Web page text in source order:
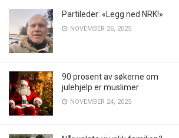
Partileder: «Legg ned NRK!»
NOVEMBER 26, 2025
90 prosent av søkerne om
julehjelp er muslimer
NOVEMBER 24, 2025